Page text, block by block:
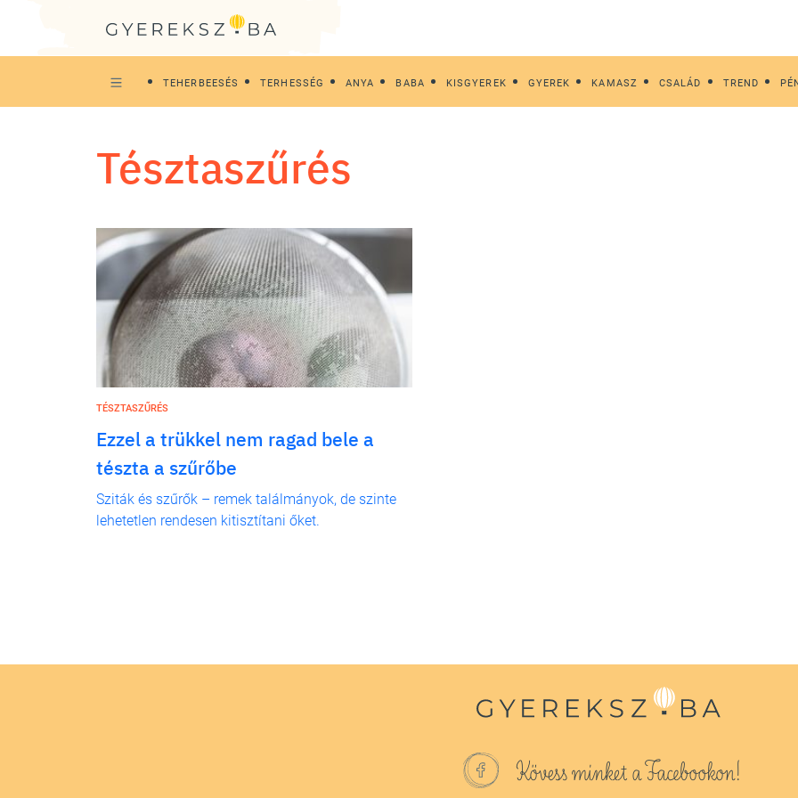
TEHERBEESÉS TERHESSÉG ANYA BABA KISGYEREK GYEREK KAMASZ CSALÁD TREND
tésztaszűrés
TÉSZTASZŰRÉS
Ezzel a trükkel nem ragad bele a
tészta a szűrőbe
Sziták és szűrők – remek találmányok, de szinte
lehetetlen rendesen kitisztítani őket.
Kövess minket a Facebookon!